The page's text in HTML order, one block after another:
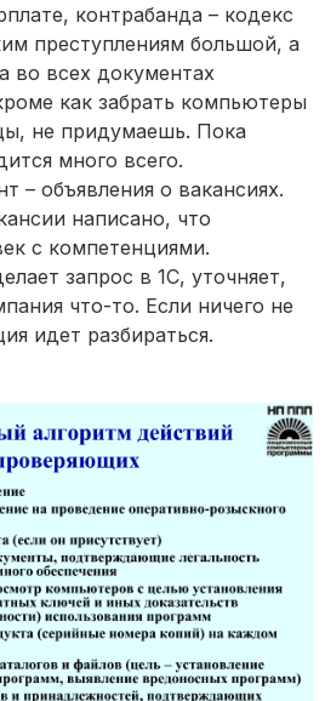
контрабанда – кодекс
преступлениям большой, а
во всех документах
как забрать компьютеры
не придумаешь. Пока
много всего.
– объявления о вакансиях.
написано, что
с компетенциями.
запрос в 1С, уточняет,
что-то. Если ничего не
идет разбираться.